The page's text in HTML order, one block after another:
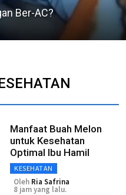
Ber-AC?
Manfaat Buah Melon
untuk Kesehatan
Optimal Ibu Hamil
KESEHATAN
Oleh Ria Safrina
8 jam yang lalu.